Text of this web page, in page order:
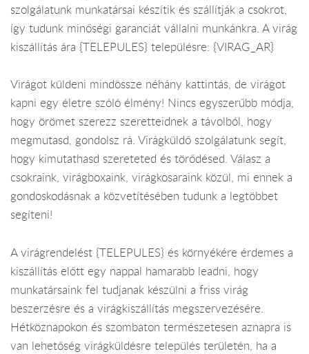
szolgálatunk munkatársai készítik és szállítják a csokrot,
így tudunk minőségi garanciát vállalni munkánkra. A virág
kiszállítás ára {TELEPULES} településre: {VIRAG_AR}
Virágot küldeni mindössze néhány kattintás, de virágot
kapni egy életre szóló élmény! Nincs egyszerűbb módja,
hogy örömet szerezz szeretteidnek a távolból, hogy
megmutasd, gondolsz rá. Virágküldő szolgálatunk segít,
hogy kimutathasd szereteted és törődésed. Válasz a
csokraink, virágboxaink, virágkosaraink közül, mi ennek a
gondoskodásnak a közvetítésében tudunk a legtöbbet
segíteni!
A virágrendelést {TELEPULES} és környékére érdemes a
kiszállítás előtt egy nappal hamarabb leadni, hogy
munkatársaink fel tudjanak készülni a friss virág
beszerzésre és a virágkiszállítás megszervezésére.
Hétköznapokon és szombaton természetesen aznapra is
van lehetőség virágküldésre település területén, ha a